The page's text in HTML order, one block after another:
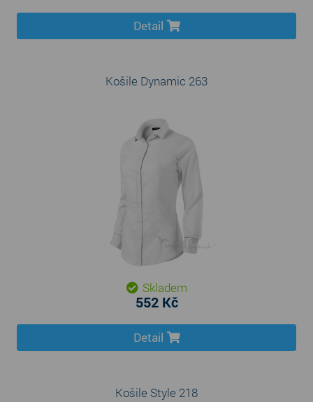
Detail
Košile Dynamic 263
Skladem
552 Kč
Detail
Košile Style 218